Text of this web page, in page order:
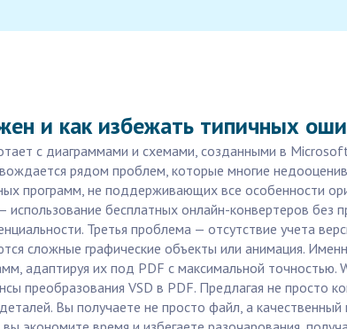
и как избежать типичных
с диаграммами и схемами, созданными в
рядом проблем, которые многие
программ, не поддерживающих все особенности
бесплатных онлайн-конвертеров без
Третья проблема — отсутствие учета
сложные графические объекты или анимация.
адаптируя их под PDF с максимальной
преобразования VSD в PDF. Предлагая не просто
Вы получаете не просто файл, а